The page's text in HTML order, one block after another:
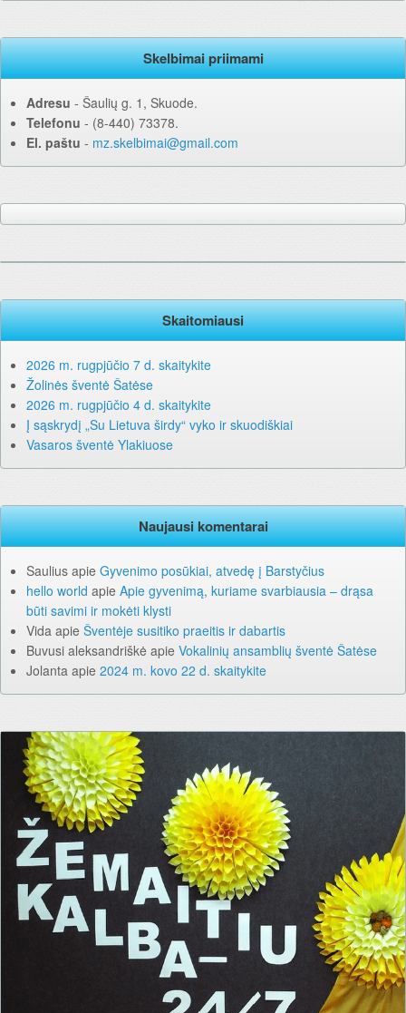
Skelbimai priimami
Adresu ‐ Šaulių g. 1, Skuode.
Telefonu ‐ (8-440) 73378.
El. paštu ‐ mz.skelbimai@gmail.com
Skaitomiausi
2026 m. rugpjūčio 7 d. skaitykite
Žolinės šventė Šatėse
2026 m. rugpjūčio 4 d. skaitykite
Į sąskrydį „Su Lietuva širdy“ vyko ir skuodiškiai
Vasaros šventė Ylakiuose
Naujausi komentarai
Saulius apie Gyvenimo posūkiai, atvedę į Barstyčius
hello world apie Apie gyvenimą, kuriame svarbiausia – drąsa
būti savimi ir mokėti klysti
Vida apie Šventėje susitiko praeitis ir dabartis
Buvusi aleksandriškė apie Vokalinių ansamblių šventė Šatėse
Jolanta apie 2024 m. kovo 22 d. skaitykite